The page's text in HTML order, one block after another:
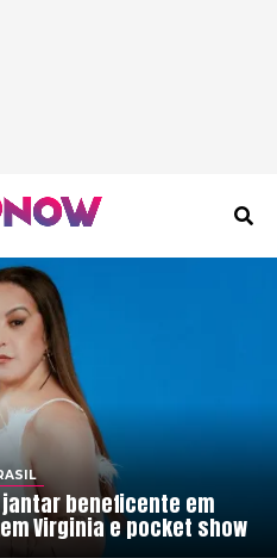
beneficente em
Virginia e pocket show